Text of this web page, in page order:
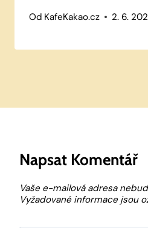
Od KafeKakao.cz 2. 6.
Napsat Komentář
Vaše e-mailová adresa
Vyžadované informace jsou